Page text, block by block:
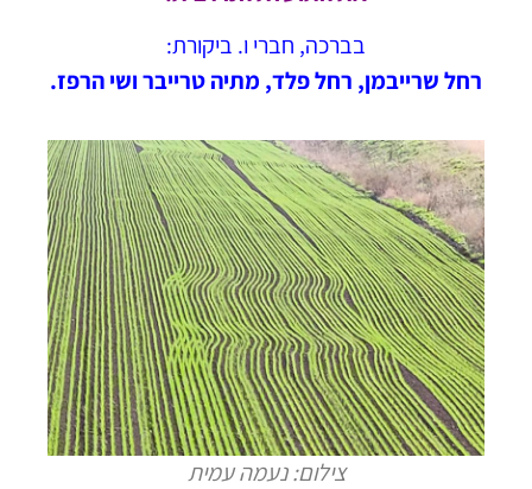
בברכה, חברי ו. ביקורת:
רחל שרייבמן, רחל פלד, מתיהטרייבר ושי הרפז.
צילום: נעמה עמית